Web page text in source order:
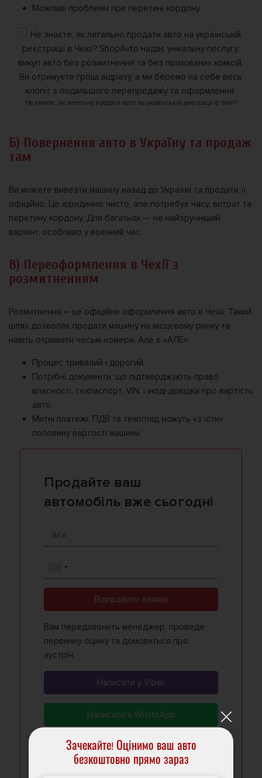
Можливі проблеми при перетині кордону.
Не знаєте, як легально продати авто на українській реєстрації в Чехії?
Б) Повернення авто в Україну та продаж
там
Ви можете вивезти машину назад до України та продати її
офіційно. Це юридично чисто, але потребує часу, витрат та
перетину кордону. Для багатьох — не найзручніший
варіант, особливо у воєнний час.
В) Переоформлення в Чехії з
розмитненням
Розмитнення – це офіційне оформлення авто в Чехії. Такий
шлях дозволяє продати машину на місцевому ринку та
навіть отримати чеські номери. Але є «АЛЕ»:
Процес тривалий і дорогий.
Потрібні документи, що підтверджують право
власності, техпаспорт, VIN, і іноді довідка про вартість
авто.
Митні платежі, ПДВ та техогляд можуть «з’їсти»
половину вартості машини.
Продайте ваш
автомобіль вже сьогодні
Відправити заявку
Вам передзвонить менеджер, проведе
первинну оцінку та домовиться про
зустріч.
Написати у Viber
Написати в WhatsApp
Написати в Telegram
Зачекайте! Оцінимо ваш авто
безкоштовно прямо зараз